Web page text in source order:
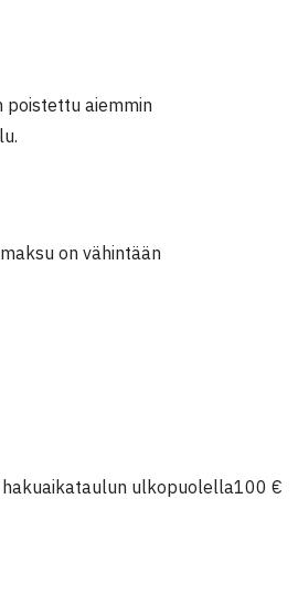
poistettu aiemmin
on vähintään
ulkopuolella100 €